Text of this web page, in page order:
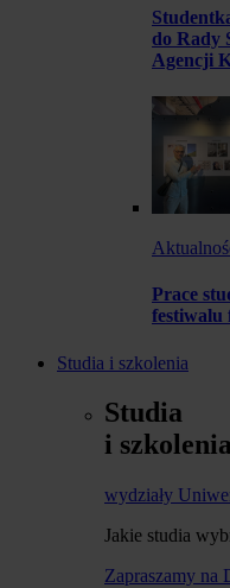
do Rady
Agencji
Prace
festiwalu
Studia i szkolenia
Studia
i
wydziały
Jakie studia
Zapraszamy na